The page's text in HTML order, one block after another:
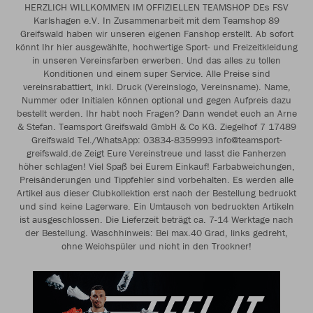
HERZLICH WILLKOMMEN IM OFFIZIELLEN TEAMSHOP DEs FSV
Karlshagen e.V. In Zusammenarbeit mit dem Teamshop 89
Greifswald haben wir unseren eigenen Fanshop erstellt. Ab sofort
könnt Ihr hier ausgewählte, hochwertige Sport- und Freizeitkleidung
in unseren Vereinsfarben erwerben. Und das alles zu tollen
Konditionen und einem super Service. Alle Preise sind
vereinsrabattiert, inkl. Druck (Vereinslogo, Vereinsname). Name,
Nummer oder Initialen können optional und gegen Aufpreis dazu
bestellt werden. Ihr habt noch Fragen? Dann wendet euch an Arne
& Stefan. Teamsport Greifswald GmbH & Co KG. Ziegelhof 7 17489
Greifswald Tel./WhatsApp: 03834-8359993 info@teamsport-
greifswald.de Zeigt Eure Vereinstreue und lasst die Fanherzen
höher schlagen! Viel Spaß bei Eurem Einkauf! Farbabweichungen,
Preisänderungen und Tippfehler sind vorbehalten. Es werden alle
Artikel aus dieser Clubkollektion erst nach der Bestellung bedruckt
und sind keine Lagerware. Ein Umtausch von bedruckten Artikeln
ist ausgeschlossen. Die Lieferzeit beträgt ca. 7-14 Werktage nach
der Bestellung. Waschhinweis: Bei max.40 Grad, links gedreht,
ohne Weichspüler und nicht in den Trockner!